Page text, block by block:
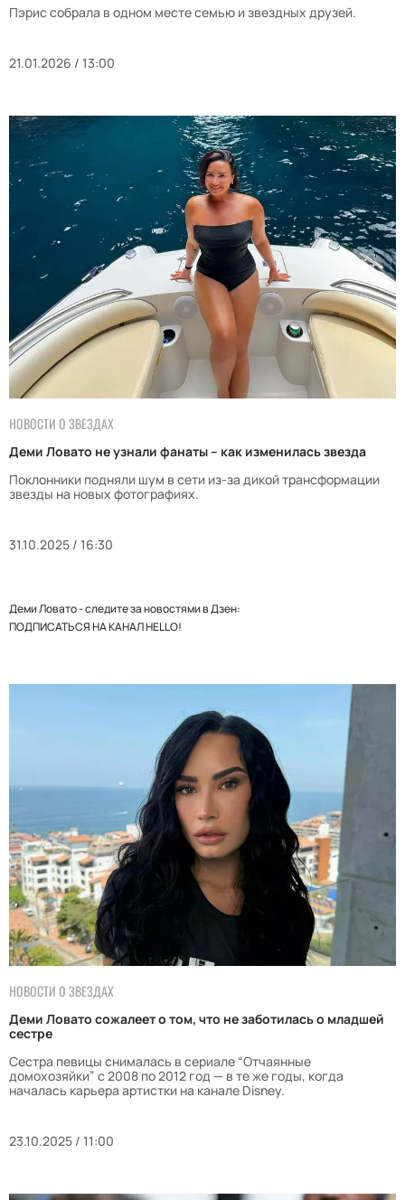
Пэрис собрала в одном месте семью и звездных друзей.
21.01.2026 / 13:00
НОВОСТИ О ЗВЕЗДАХ
Деми Ловато не узнали фанаты – как изменилась звезда
Поклонники подняли шум в сети из-за дикой трансформации
звезды на новых фотографиях.
31.10.2025 / 16:30
Деми Ловато - следите за новостями в Дзен:
ПОДПИСАТЬСЯ НА КАНАЛ HELLO!
НОВОСТИ О ЗВЕЗДАХ
Деми Ловато сожалеет о том, что не заботилась о младшей
сестре
Сестра певицы снималась в сериале “Отчаянные
домохозяйки” с 2008 по 2012 год — в те же годы, когда
началась карьера артистки на канале Disney.
23.10.2025 / 11:00